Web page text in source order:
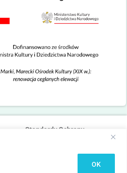
OK
Standardy Ochrony